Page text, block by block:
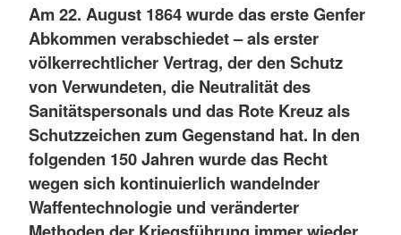
Am 22. August 1864 wurde das erste Genfer
Abkommen verabschiedet – als erster
völkerrechtlicher Vertrag, der den Schutz
von Verwundeten, die Neutralität des
Sanitätspersonals und das Rote Kreuz als
Schutzzeichen zum Gegenstand hat. In den
folgenden 150 Jahren wurde das Recht
wegen sich kontinuierlich wandelnder
Waffentechnologie und veränderter